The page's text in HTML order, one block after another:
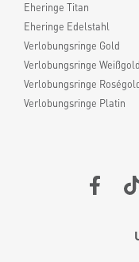
Eheringe Titan
Eheringe Edelstahl
Verlobungsringe Gold
Verlobungsringe Weißgold
Verlobungsringe
Verlobungsringe Platin